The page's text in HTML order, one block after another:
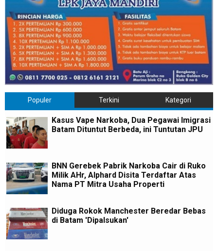
Populer Terkini Kategori
Kasus Vape Narkoba, Dua Pegawai Imigrasi
Batam Dituntut Berbeda, ini Tuntutan JPU
BNN Gerebek Pabrik Narkoba Cair di Ruko
Milik AHr, Alphard Disita Terdaftar Atas
Nama PT Mitra Usaha Properti
Diduga Rokok Manchester Beredar Bebas
di Batam 'Dipalsukan'